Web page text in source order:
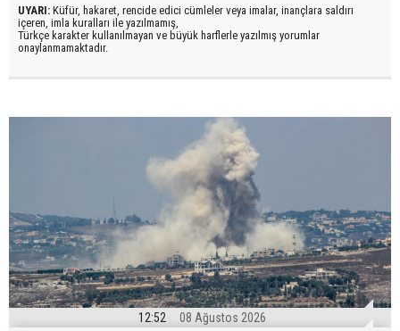
UYARI: Küfür, hakaret, rencide edici cümleler veya imalar, inançlara saldırı
içeren, imla kuralları ile yazılmamış,
Türkçe karakter kullanılmayan ve büyük harflerle yazılmış yorumlar
onaylanmamaktadır.
12:52 08 Ağustos 2026